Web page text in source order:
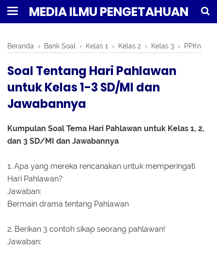
MEDIA ILMU PENGETAHUAN
Beranda › Bank Soal › Kelas 1 › Kelas 2 › Kelas 3 › PPKn
Soal Tentang Hari Pahlawan
untuk Kelas 1-3 SD/MI dan
Jawabannya
Kumpulan Soal Tema Hari Pahlawan untuk Kelas 1, 2,
dan 3 SD/MI dan Jawabannya
1. Apa yang mereka rencanakan untuk memperingati
Hari Pahlawan?
Jawaban:
Bermain drama tentang Pahlawan
2. Berikan 3 contoh sikap seorang pahlawan!
Jawaban: